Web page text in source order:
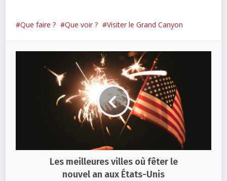
Que faire ? Que voir ? Visiter le Grand Canyon
Les meilleures villes où fêter le
nouvel an aux États-Unis